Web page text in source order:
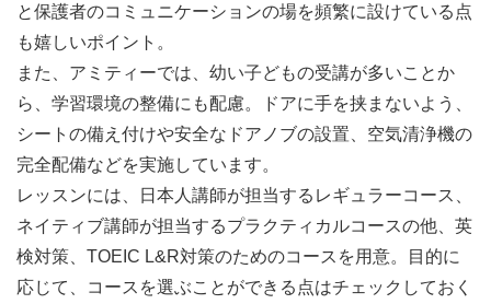
と保護者のコミュニケーションの場を頻繁に設けている点
も嬉しいポイント。
また、アミティーでは、幼い子どもの受講が多いことか
ら、学習環境の整備にも配慮。ドアに手を挟まないよう、
シートの備え付けや安全なドアノブの設置、空気清浄機の
完全配備などを実施しています。
レッスンには、日本人講師が担当するレギュラーコース、
ネイティブ講師が担当するプラクティカルコースの他、英
検対策、TOEIC L&R対策のためのコースを用意。
目的に
応じて、コースを選ぶことができる 点はチェックしておく